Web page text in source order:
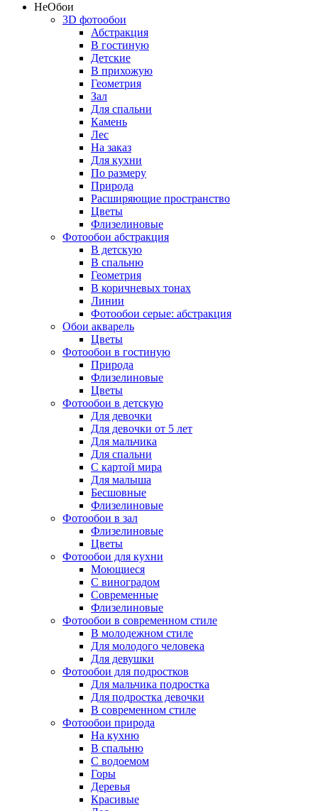
НеОбои
3D фотообои
Абстракция
В гостиную
Детские
В прихожую
Геометрия
Зал
Для спальни
Камень
Лес
На заказ
Для кухни
По размеру
Природа
Расширяющие пространство
Цветы
Флизелиновые
Фотообои абстракция
В детскую
В спальню
Геометрия
В коричневых тонах
Линии
Фотообои серые: абстракция
Обои акварель
Цветы
Фотообои в гостиную
Природа
Флизелиновые
Цветы
Фотообои в детскую
Для девочки
Для девочки от 5 лет
Для мальчика
Для спальни
С картой мира
Для малыша
Бесшовные
Флизелиновые
Фотообои в зал
Флизелиновые
Цветы
Фотообои для кухни
Моющиеся
С виноградом
Современные
Флизелиновые
Фотообои в современном стиле
В молодежном стиле
Для молодого человека
Для девушки
Фотообои для подростков
Для мальчика подростка
Для подростка девочки
В современном стиле
Фотообои природа
На кухню
В спальню
С водоемом
Горы
Деревья
Красивые